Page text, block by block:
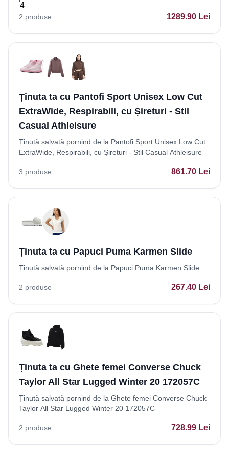
2 produse 1289.90 Lei
Ținuta ta cu Pantofi Sport Unisex Low Cut
ExtraWide, Respirabili, cu Șireturi - Stil
Casual Athleisure
Ținută salvată pornind de la Pantofi Sport Unisex Low Cut
ExtraWide, Respirabili, cu Șireturi - Stil Casual Athleisure
3 produse 861.70 Lei
Ținuta ta cu Papuci Puma Karmen Slide
Ținută salvată pornind de la Papuci Puma Karmen Slide
2 produse 267.40 Lei
Ținuta ta cu Ghete femei Converse Chuck
Taylor All Star Lugged Winter 20 172057C
Ținută salvată pornind de la Ghete femei Converse Chuck
Taylor All Star Lugged Winter 20 172057C
2 produse 728.99 Lei